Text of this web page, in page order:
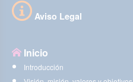
Aviso Legal
Inicio
Introducción